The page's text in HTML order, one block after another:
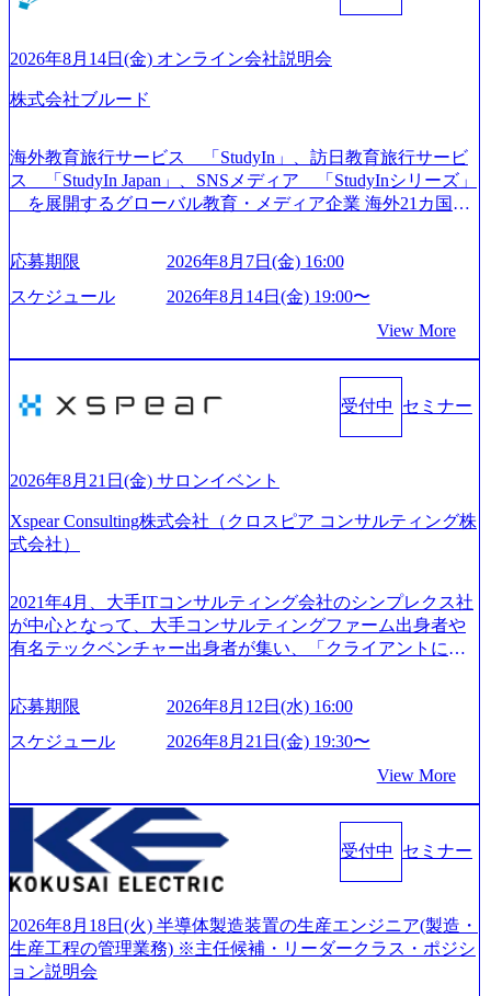
や各種プロジェクトマネジメント、最先端テクノロジーの
をデザインする」というビジョンを掲げ、クライアント目
いることは何かを追究し、本当に価値のある成果を提供し
の736名（2024年1月）に到達。上場を目指し、さらに採用
のスピードを上げている。 人にフォーカスをして急成長す
る唯一無二のコンサルティングファーム【株式会社ノース
サンド 執行役員新山氏、庄司氏インタビュー】 (https://my-vi
2015年に設立され、前年比205%の売上成長を遂げるなど、
急速な成長を遂げている。 ​ 新規事業立案から業務改革、IT
戦略立案、IT導入までをワンストップで提供するコンサル
ティングファームである。 ​- 2025年1月時点で従業員数1,209
名を擁し、事業拡大を続けている。 「人」にフォーカスを
当てたコンサルティング会社として、社員の人間力を強み
としたサービスを提供している。 ​- - 2018年から6年連続で
ティングファームやSIer、事業会社出身者など、多様な経歴
の社員が活躍している。 年間休日120日以上、完全週休2日
制、有給休暇初年度10日（消化率46.3%）、特別休暇5日な
ど、充実した休暇制度を整備している。 ​ 月平均残業時間は
リフレッシュ休暇など、社員同士の交流や健康をサポート
する取り組みが充実している。 2026年8月13日(木) 19:00～2
0:30予定 2026年8月7日(金) 16:00 コンサル業界の動向や業務
界セミナーを実施しています。 ●前回開催時のアンケート
ージのぼんやりしていた部分が明確になりました」「業界
の全体感や実際に働いていらっしゃる方の体感的なお話を
2026年8月14日(金) オンライン会社説明会
株式会社ブルード
海外教育旅行サービス 「StudyIn」、訪日教育旅行サービ
ス 「StudyIn Japan」、SNSメディア 「StudyInシリーズ」
を展開するグローバル教育・メディア企業 海外21カ国と
育支援サービスを提供している 動画メディア事業を基盤と
して、留学支援・訪日教育旅行・SNSマーケティング事業
を展開している Mission:より多くの人に、グローバルという
ラになる Value： INTEGRITY誠実であろう 素直に心を開い
て伝える、自責かつ利他の精神で動く、謙虚な姿勢でウソ
る、失敗を恐れずにふみだす、執着心をもって没頭する O
WNERSHIP当事者であろう みずから決めてみずから動く、
だわろう 今すぐ決める、すばやく動く、まず成果物をだす
回す、結果が出るまでやり抜く 2026年8月14日(金) 19:00〜2
0:00 (60分) 2026年8月7日(金) 16:00 本説明会は、選考の前段
です。評価の場ではないため、キャリアを検討中の段階の
方にもご参加いただけます。 連休中の平日夜という日程の
ため、在職中の方も有給を取得することなく、現職への配
慮なくご参加いただけます。帰省先からのオンライン参加
旅行事業の内容とビジネスモデル/今後の構想・事業展開/入
社後のキャリアパス ・質疑応答(20分) オンライン (Google M
eet) ・営業・マーケティングなど、ビジネスサイドでのキャ
リアを検討されている方 ・転職を具体的に決めてはいない
が、情報収集を進めたい段階の方 ・東京・大阪での勤務を
希望される方
応募期限
2026年8月7日(金) 16:00
スケジュール
2026年8月14日(金) 19:00〜
View More
受付中 セミナー
2026年8月21日(金) サロンイベント
Xspear Consulting株式会社（クロスピア コンサルティング株
式会社）
2021年4月、大手ITコンサルティング会社のシンプレクス社
が中心となって、大手コンサルティングファーム出身者や
有名テックベンチャー出身者が集い、「クライアントにと
い」という想いの下で立ち上げた新鋭ファーム テクノロジ
ーがビジネスの成功に大きな影響力を持つDX時代におい
て、20年以上にわたってFintech業界を中心に最先端テクノ
つ、あらゆる業種・業界のクライアントの企業価値の最大
化を支援するために、戦略策定、組織改革、人材育成、業
務改善、実行支援などのコンサルティングサービスを一気
通貫で提供するのが特徴（いわゆる総合コンサルティング
ファーム） 社名の由来は”DXエリアにSpir（槍）を指して
ていく”という位置づけ 一昔前は金融が強い企業として認知
されていたが、現在金融の売上割合は全体の3割。現在はTo
C事業を始め、パブリック、製造業、通信、エンタメ、教
応募期限
2026年8月12日(水) 16:00
スケジュール
2026年8月21日(金) 19:30〜
View More
受付中 セミナー
2026年8月18日(火) 半導体製造装置の生産エンジニア(製造・
生産工程の管理業務) ※主任候補・リーダークラス・ポジシ
ョン説明会